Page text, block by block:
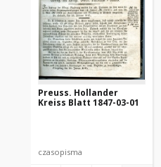
Preuss. Hollander
Kreiss Blatt 1847-03-01
czasopisma